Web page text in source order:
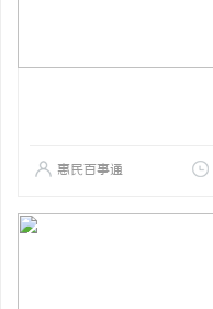
惠民百事通